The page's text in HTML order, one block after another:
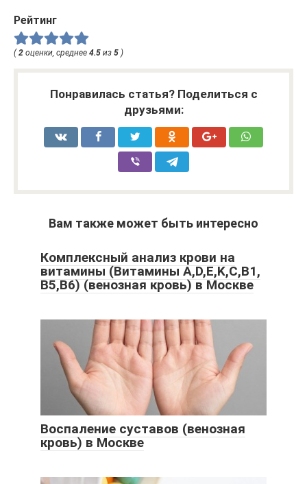
Рейтинг
(2 оценки, среднее 4.5 из 5 )
Понравилась статья? Поделиться с
друзьями:
Вам также может быть интересно
Комплексный анализ крови на
витамины (Витамины A,D,E,K,C,B1,
B5,B6) (венозная кровь) в Москве
Воспаление суставов (венозная
кровь) в Москве